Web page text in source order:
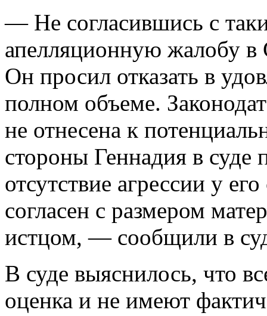
— Не согласившись с
апелляционную жалобу в
Он просил отказать в
полном объеме.
не отнесена к
стороны Геннадия в суде
отсутствие агрессии у
согласен с размером
истцом, — сообщили в
В суде выяснилось, что
оценка и не имеют